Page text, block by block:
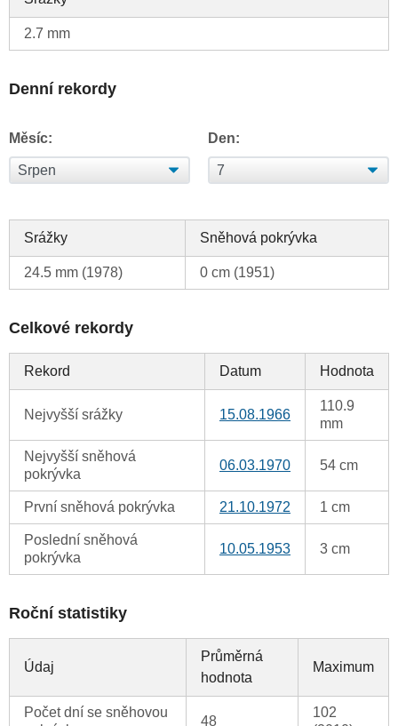
2.7 mm
Denní rekordy
Měsíc: Den:
Srážky Sněhová pokrývka
24.5 mm (1978) 0 cm (1951)
Celkové rekordy
Rekord Datum Hodnota
Nejvyšší srážky 15.08.1966
110.9
mm
Nejvyšší sněhová
pokrývka
06.03.1970 54 cm
První sněhová pokrývka 21.10.1972 1 cm
Poslední sněhová
pokrývka
10.05.1953 3 cm
Roční statistiky
Údaj
Průměrná
hodnota
Maximum
Počet dní se sněhovou
48
102